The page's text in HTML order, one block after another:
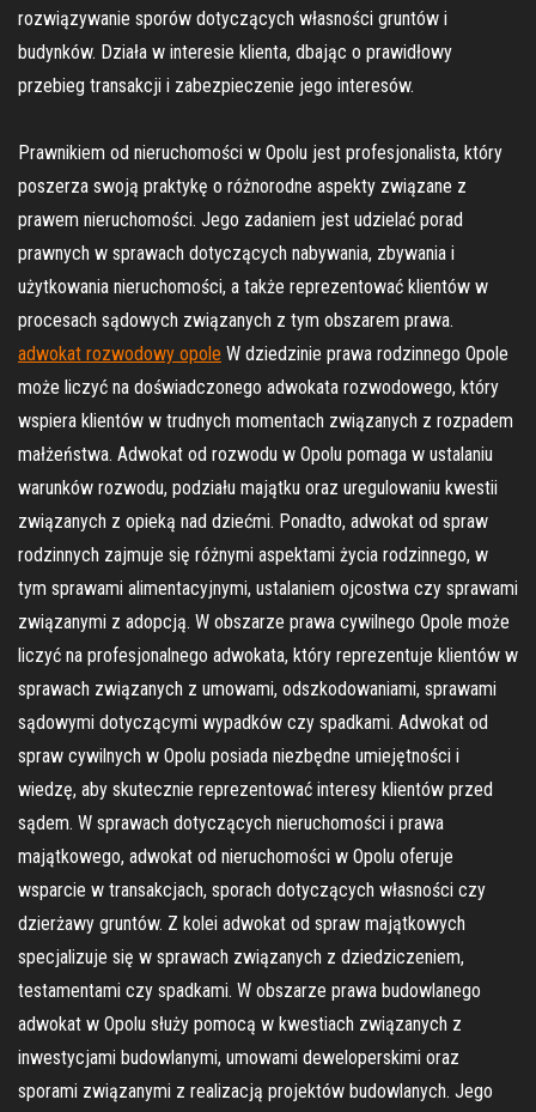
rozwiązywanie sporów dotyczących własności gruntów i
budynków. Działa w interesie klienta, dbając o prawidłowy
przebieg transakcji i zabezpieczenie jego interesów.
Prawnikiem od nieruchomości w Opolu jest profesjonalista, który
poszerza swoją praktykę o różnorodne aspekty związane z
prawem nieruchomości. Jego zadaniem jest udzielać porad
prawnych w sprawach dotyczących nabywania, zbywania i
użytkowania nieruchomości, a także reprezentować klientów w
procesach sądowych związanych z tym obszarem prawa.
adwokat rozwodowy opole W dziedzinie prawa rodzinnego Opole
może liczyć na doświadczonego adwokata rozwodowego, który
wspiera klientów w trudnych momentach związanych z rozpadem
małżeństwa. Adwokat od rozwodu w Opolu pomaga w ustalaniu
warunków rozwodu, podziału majątku oraz uregulowaniu kwestii
związanych z opieką nad dziećmi. Ponadto, adwokat od spraw
rodzinnych zajmuje się różnymi aspektami życia rodzinnego, w
tym sprawami alimentacyjnymi, ustalaniem ojcostwa czy sprawami
związanymi z adopcją. W obszarze prawa cywilnego Opole może
liczyć na profesjonalnego adwokata, który reprezentuje klientów w
sprawach związanych z umowami, odszkodowaniami, sprawami
sądowymi dotyczącymi wypadków czy spadkami. Adwokat od
spraw cywilnych w Opolu posiada niezbędne umiejętności i
wiedzę, aby skutecznie reprezentować interesy klientów przed
sądem. W sprawach dotyczących nieruchomości i prawa
majątkowego, adwokat od nieruchomości w Opolu oferuje
wsparcie w transakcjach, sporach dotyczących własności czy
dzierżawy gruntów. Z kolei adwokat od spraw majątkowych
specjalizuje się w sprawach związanych z dziedziczeniem,
testamentami czy spadkami. W obszarze prawa budowlanego
adwokat w Opolu służy pomocą w kwestiach związanych z
inwestycjami budowlanymi, umowami deweloperskimi oraz
sporami związanymi z realizacją projektów budowlanych. Jego